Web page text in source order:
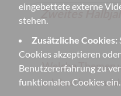
eingebettete externe
stehen.
Zusätzliche Cookies:
Cookies akzeptieren
Benutzererfahrung zu
funktionalen Cookies ein.
Zweites
Welche Themen
erleben